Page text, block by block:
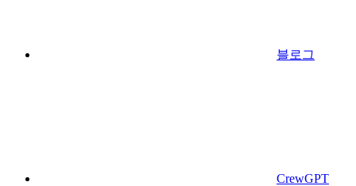
블로그
CrewGPT